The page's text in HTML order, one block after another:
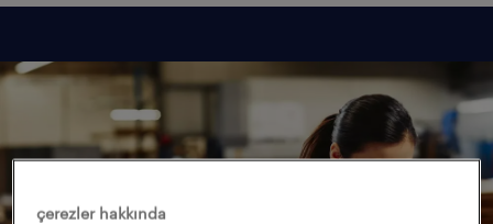
çerezler hakkında